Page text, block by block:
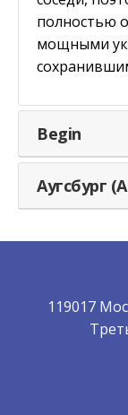
полностью
мощными
Begin
Аугсбург
119017